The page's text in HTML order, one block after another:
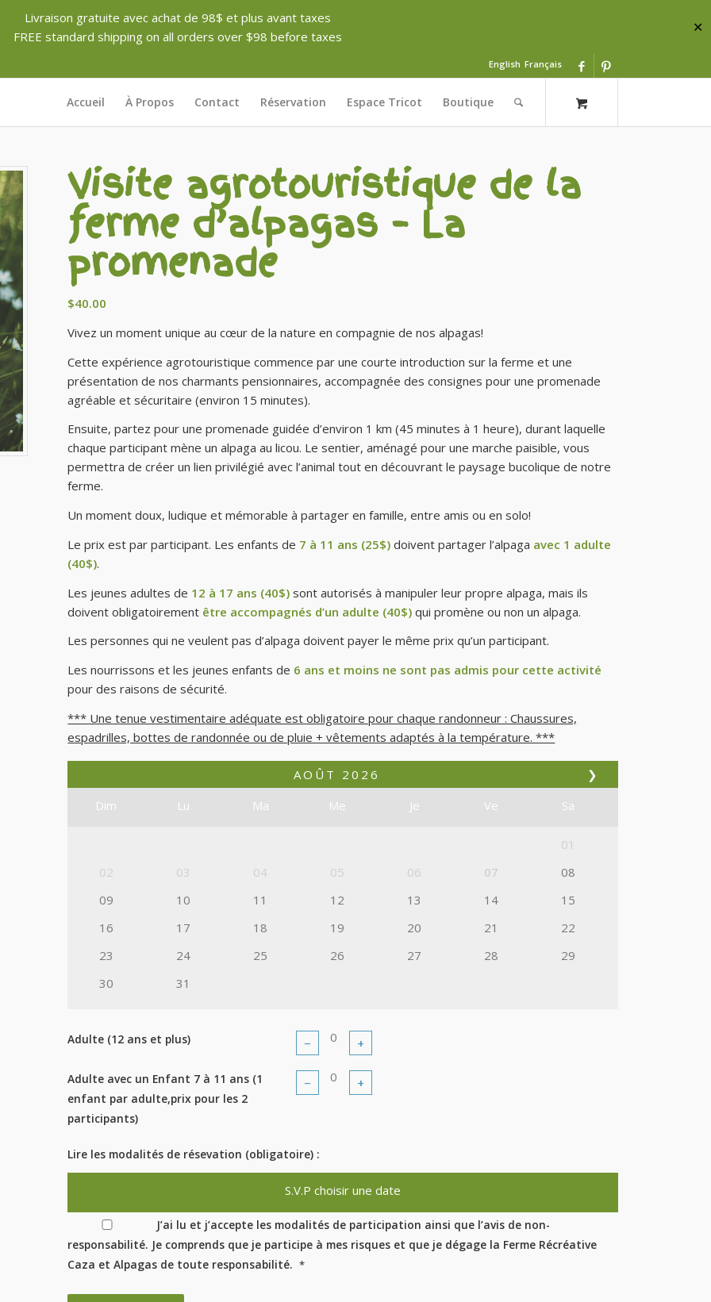
Livraison gratuite avec achat de 98$ et plus avant taxes
FREE standard shipping on all orders over $98 before taxes
✕
English Français
Accueil À Propos Contact Réservation Espace Tricot Boutique
Visite agrotouristique de la
ferme d’alpagas – La
promenade
$40.00
Vivez un moment unique au cœur de la nature en compagnie de nos alpagas!
Cette expérience agrotouristique commence par une courte introduction sur la ferme et une
présentation de nos charmants pensionnaires, accompagnée des consignes pour une promenade
agréable et sécuritaire (environ 15 minutes).
Ensuite, partez pour une promenade guidée d’environ 1 km (45 minutes à 1 heure), durant laquelle
chaque participant mène un alpaga au licou. Le sentier, aménagé pour une marche paisible, vous
permettra de créer un lien privilégié avec l’animal tout en découvrant le paysage bucolique de notre
ferme.
Un moment doux, ludique et mémorable à partager en famille, entre amis ou en solo!
Le prix est par participant. Les enfants de 7 à 11 ans (25$) doivent partager l’alpaga avec 1 adulte
(40$).
Les jeunes adultes de 12 à 17 ans (40$) sont autorisés à manipuler leur propre alpaga, mais ils
doivent obligatoirement être accompagnés d’un adulte (40$) qui promène ou non un alpaga.
Les personnes qui ne veulent pas d’alpaga doivent payer le même prix qu’un participant.
Les nourrissons et les jeunes enfants de 6 ans et moins ne sont pas admis pour cette activité
pour des raisons de sécurité.
*** Une tenue vestimentaire adéquate est obligatoire pour chaque randonneur : Chaussures,
espadrilles, bottes de randonnée ou de pluie + vêtements adaptés à la température. ***
❯
AOÛT 2026
Dim
Lu Ma Me Je Ve Sa
01
02
03 04 05 06 07
08
09
10 11 12 13 14
15
16
17 18 19 20 21
22
23
24 25 26 27 28
29
30
31
Adulte (12 ans et plus) − +
Adulte avec un Enfant 7 à 11 ans (1
enfant par adulte,prix pour les 2
participants)
− +
Lire les modalités de résevation (obligatoire) :
S.V.P choisir une date
J’ai lu et j’accepte les modalités de participation ainsi que l’avis de non-
responsabilité. Je comprends que je participe à mes risques et que je dégage la Ferme Récréative
Caza et Alpagas de toute responsabilité.*